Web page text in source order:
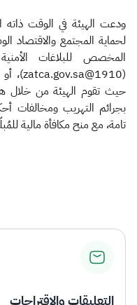
ودعت الهيئة في الوقت ذاته
لحماية المجتمع والاقتصاد
حيث تقوم الهيئة من خلال
بجرائم التهريب ومخالفات
تامة، مع منح مكافأة مالية
التعليقات والاقتراحات